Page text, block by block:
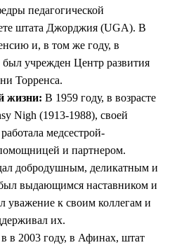
педагогической
штата Джорджия (UGA). В
и, в том же году, в
учрежден Центр развития
Торренса.
жизни: В 1959 году, в возрасте
Nigh (1913-1988), своей
медсестрой-
и партнером.
добродушным, деликатным и
выдающимся наставником и
уважение к своим коллегам и
их.
в 2003 году, в Афинах, штат